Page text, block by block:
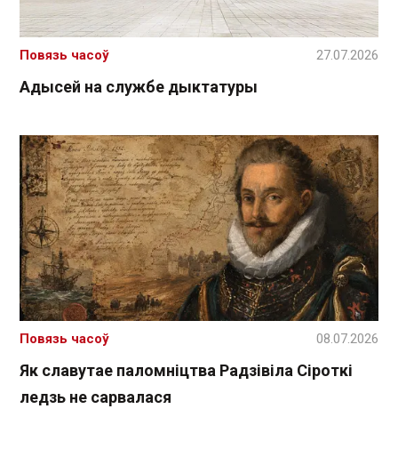
Адысей на службе дыктатуры
Повязь часоў 27.07.2026
Як славутае паломніцтва Радзівіла Сіроткі
ледзь не сарвалася
Повязь часоў 08.07.2026